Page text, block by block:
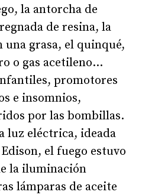
la antorcha de
de resina, la
una grasa, el quinqué,
o gas acetileno...
promotores
e insomnios,
por las bombillas.
luz eléctrica, ideada
el fuego estuvo
la iluminación
lámparas de aceite